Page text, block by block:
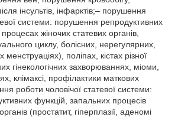
інсультів, інфарктів;– порушення
системи: порушення репродуктивних
жіночих статевих органів,
циклу, болісних, нерегулярних,
поліпах, кістах різної
гінекологічних захворюваннях, міоми,
клімаксі, профілактики маткових
роботи чоловічої статевої системи:
функцій, запальних процесів
(простатит, гіперплазії, аденомі